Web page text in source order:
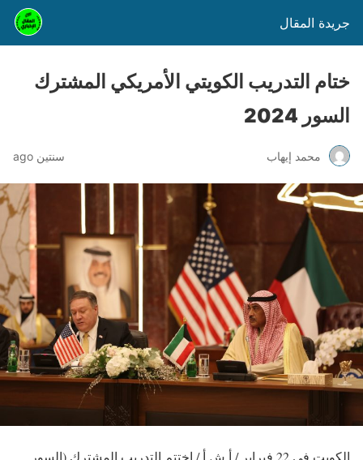
جريدة المقال
ختام التدريب الكويتي الأمريكي المشترك
السور 2024
محمد إيهاب سنتين ago
الكويت في 22 فبراير / أ ش أ / اختتم التدريب المشترك (السور